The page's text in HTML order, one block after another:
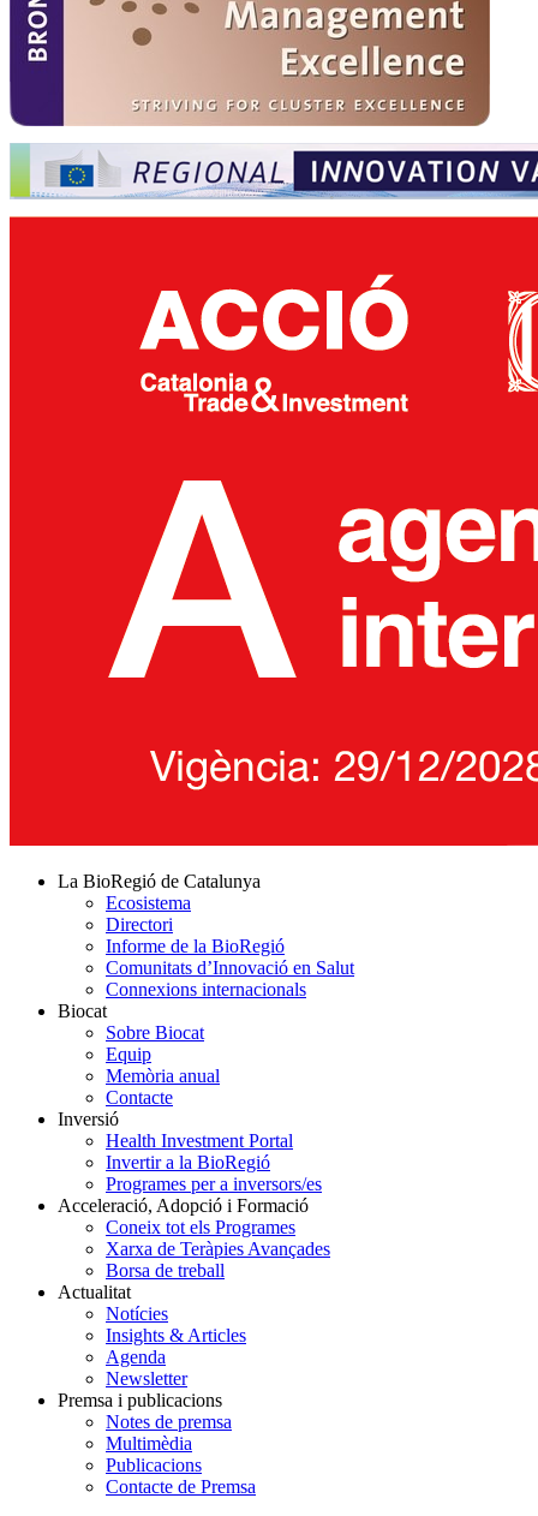
La BioRegió de Catalunya
Ecosistema
Directori
Informe de la BioRegió
Comunitats d’Innovació en Salut
Connexions internacionals
Biocat
Sobre Biocat
Equip
Memòria anual
Contacte
Inversió
Health Investment Portal
Invertir a la BioRegió
Programes per a inversors/es
Acceleració, Adopció i Formació
Coneix tot els Programes
Xarxa de Teràpies Avançades
Borsa de treball
Actualitat
Notícies
Insights & Articles
Agenda
Newsletter
Premsa i publicacions
Notes de premsa
Multimèdia
Publicacions
Contacte de Premsa